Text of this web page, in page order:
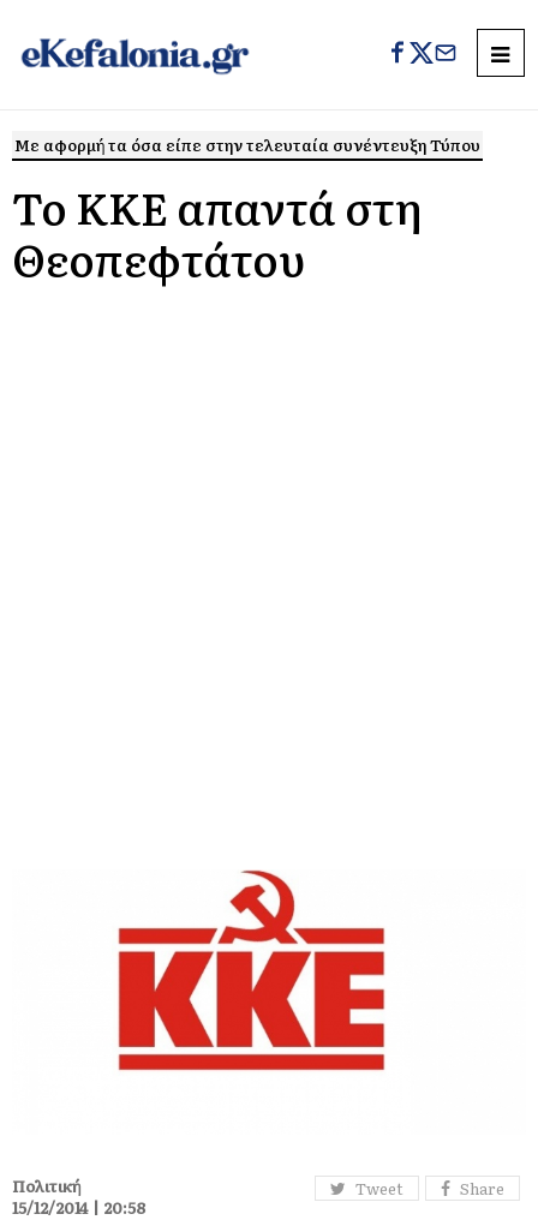
Με αφορμή τα όσα είπε στην τελευταία συνέντευξη Τύπου
Το ΚΚΕ απαντά στη
Θεοπεφτάτου
Tweet Share
Πολιτική
15/12/2014 | 20:58